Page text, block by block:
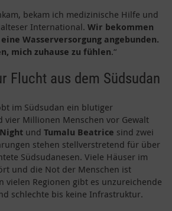
bekam ich medizinische Hilfe und
International. Wir bekommen
Wasserversorgung angebunden.
mich zuhause zu fühlen.“
Flucht aus dem Südsudan
im Südsudan ein blutiger
vier Millionen Menschen vor Gewalt
und Tumalu Beatrice sind zwei
stehen stellverstretend für über
Südsudanesen. Viele Häuser im
und die Not der Menschen ist
vielen Regionen gibt es unzureichende
schlechte bis keine Infrastruktur.